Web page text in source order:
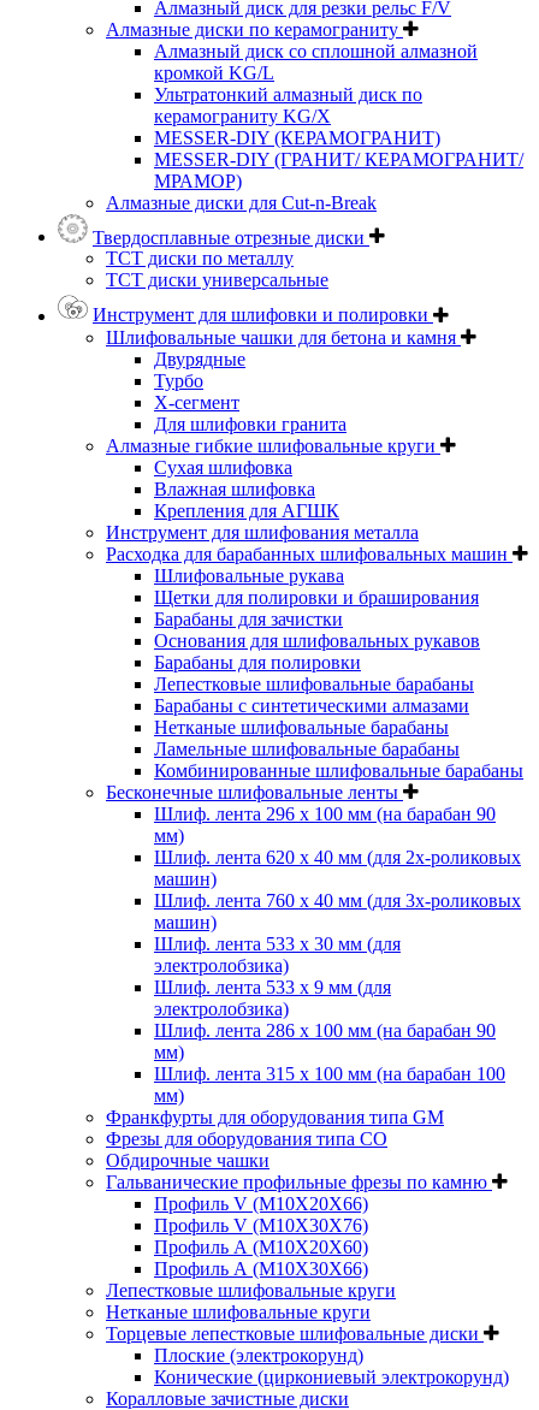
Алмазный диск для резки рельс F/V
Алмазные диски по керамограниту
Алмазный диск со сплошной алмазной
кромкой KG/L
Ультратонкий алмазный диск по
керамограниту KG/X
MESSER-DIY (КЕРАМОГРАНИТ)
MESSER-DIY (ГРАНИТ/ КЕРАМОГРАНИТ/
МРАМОР)
Алмазные диски для Cut-n-Break
Твердосплавные отрезные диски
ТСТ диски по металлу
ТСТ диски универсальные
Инструмент для шлифовки и полировки
Шлифовальные чашки для бетона и камня
Двурядные
Турбо
Х-сегмент
Для шлифовки гранита
Алмазные гибкие шлифовальные круги
Cухая шлифовка
Влажная шлифовка
Крепления для АГШК
Инструмент для шлифования металла
Расходка для барабанных шлифовальных машин
Шлифовальные рукава
Щетки для полировки и браширования
Барабаны для зачистки
Основания для шлифовальных рукавов
Барабаны для полировки
Лепестковые шлифовальные барабаны
Барабаны с синтетическими алмазами
Нетканые шлифовальные барабаны
Ламельные шлифовальные барабаны
Комбинированные шлифовальные барабаны
Бесконечные шлифовальные ленты
Шлиф. лента 296 х 100 мм (на барабан 90
мм)
Шлиф. лента 620 х 40 мм (для 2х-роликовых
машин)
Шлиф. лента 760 х 40 мм (для 3х-роликовых
машин)
Шлиф. лента 533 х 30 мм (для
электролобзика)
Шлиф. лента 533 х 9 мм (для
электролобзика)
Шлиф. лента 286 х 100 мм (на барабан 90
мм)
Шлиф. лента 315 х 100 мм (на барабан 100
мм)
Франкфурты для оборудования типа GM
Фрезы для оборудования типа СО
Обдирочные чашки
Гальванические профильные фрезы по камню
Профиль V (M10X20X66)
Профиль V (M10X30X76)
Профиль А (М10Х20Х60)
Профиль А (М10Х30Х66)
Лепестковые шлифовальные круги
Нетканые шлифовальные круги
Торцевые лепестковые шлифовальные диски
Плоские (электрокорунд)
Конические (циркониевый электрокорунд)
Коралловые зачистные диски